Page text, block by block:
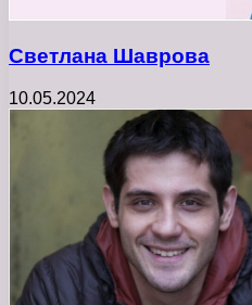
Светлана Шаврова
10.05.2024